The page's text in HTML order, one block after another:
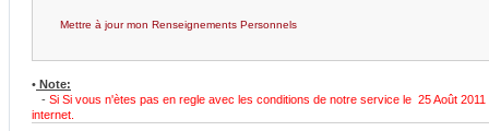
Mettre à jour mon Renseignements Personnels
• Note:
- Si Si vous n'ètes pas en regle avec les conditions de notre service le 25 Août
internet.